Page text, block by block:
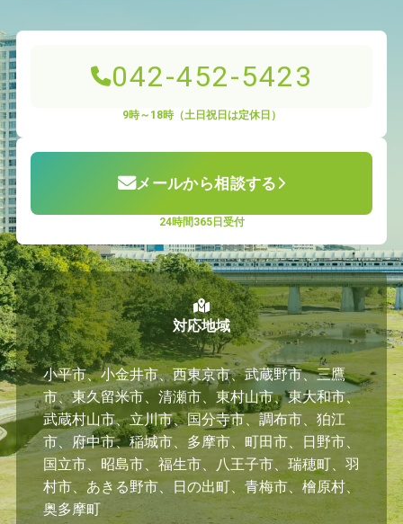
042-452-5423
9時～18時（土日祝日は定休日）
メールから相談する
24時間365日受付
対応地域
小平市、小金井市、西東京市、武蔵野市、三鷹
市、東久留米市、清瀬市、東村山市、東大和市、
武蔵村山市、立川市、国分寺市、調布市、狛江
市、府中市、稲城市、多摩市、町田市、日野市、
国立市、昭島市、福生市、八王子市、瑞穂町、羽
村市、あきる野市、日の出町、青梅市、檜原村、
奥多摩町